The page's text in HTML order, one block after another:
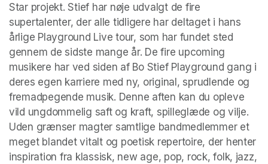
Star projekt. Stief har nøje udvalgt de fire
supertalenter, der alle tidligere har deltaget i hans
årlige Playground Live tour, som har fundet sted
gennem de sidste mange år. De fire upcoming
musikere har ved siden af Bo Stief Playground gang i
deres egen karriere med ny, original, sprudlende og
fremadpegende musik. Denne aften kan du opleve
vild ungdommelig saft og kraft, spilleglæde og vilje.
Uden grænser magter samtlige bandmedlemmer et
meget blandet vitalt og poetisk repertoire, der henter
inspiration fra klassisk, new age, pop, rock, folk, jazz,